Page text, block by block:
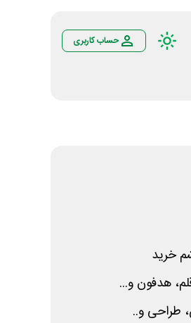
حساب کاربری
هدفون و...
طراحی و..